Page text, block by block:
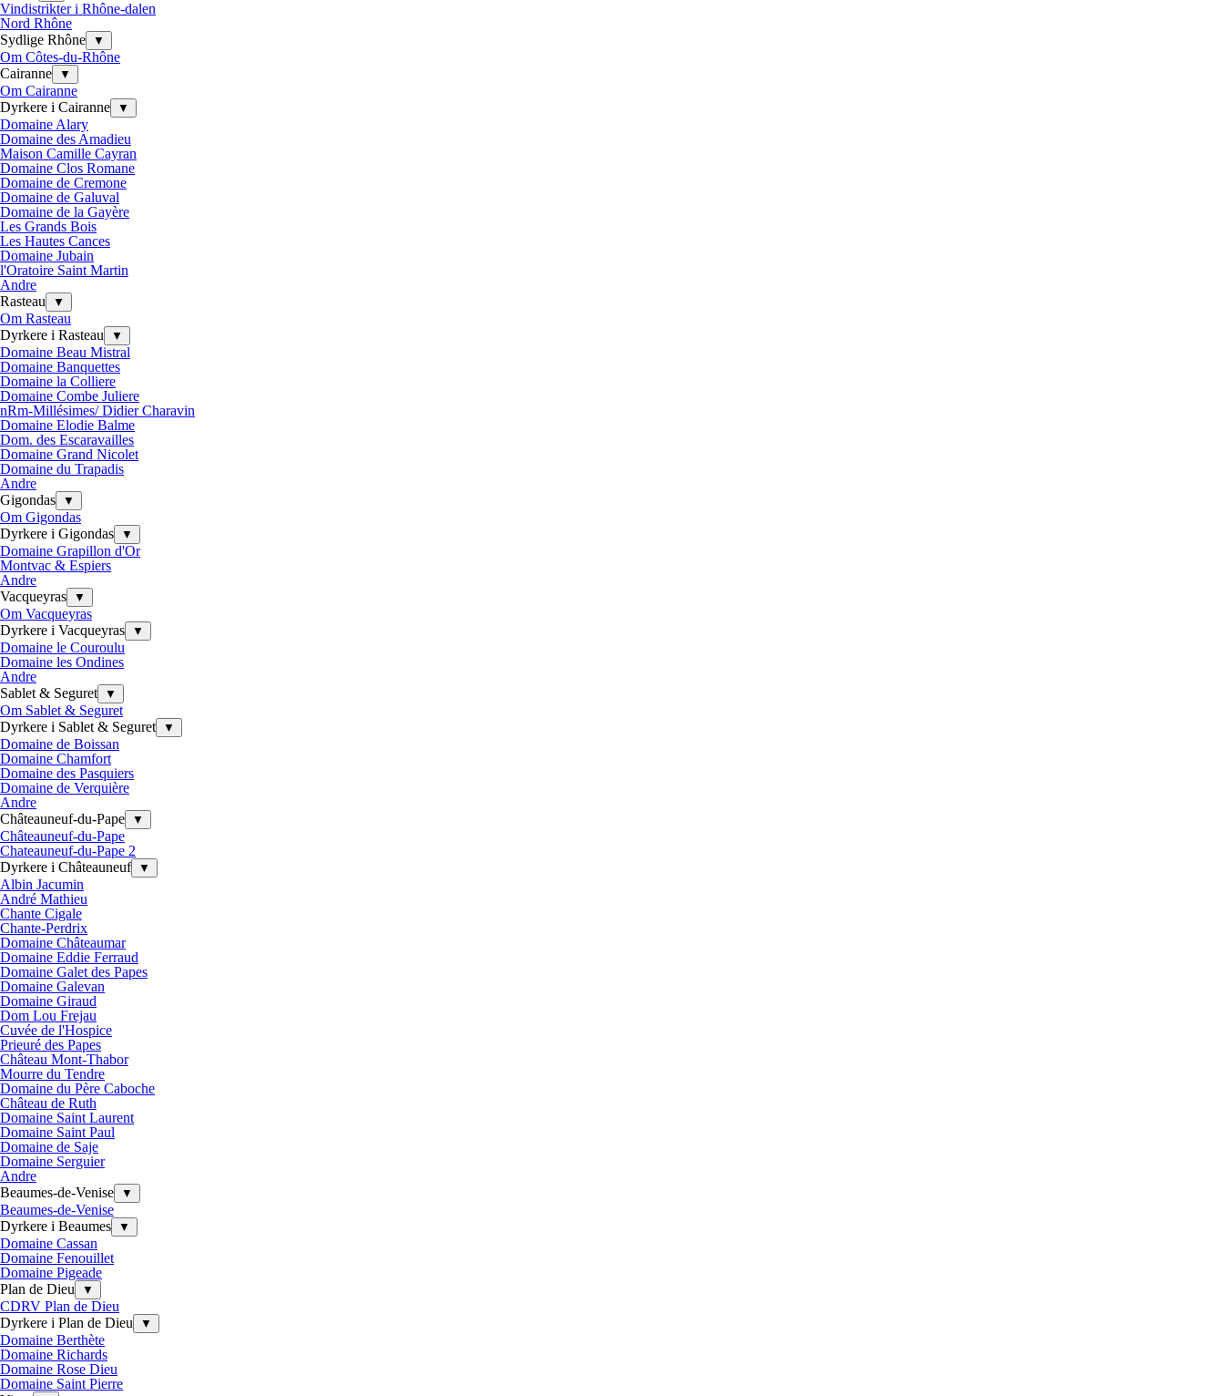
Vindistrikter i Rhône-dalen
Nord Rhône
Sydlige Rhône
▼
Om Côtes-du-Rhône
Cairanne
▼
Om Cairanne
Dyrkere i Cairanne
▼
Domaine Alary
Domaine des Amadieu
Maison Camille Cayran
Domaine Clos Romane
Domaine de Cremone
Domaine de Galuval
Domaine de la Gayère
Les Grands Bois
Les Hautes Cances
Domaine Jubain
l'Oratoire Saint Martin
Andre
Rasteau
▼
Om Rasteau
Dyrkere i Rasteau
▼
Domaine Beau Mistral
Domaine Banquettes
Domaine la Colliere
Domaine Combe Juliere
nRm-Millésimes/ Didier Charavin
Domaine Elodie Balme
Dom. des Escaravailles
Domaine Grand Nicolet
Domaine du Trapadis
Andre
Gigondas
▼
Om Gigondas
Dyrkere i Gigondas
▼
Domaine Grapillon d'Or
Montvac & Espiers
Andre
Vacqueyras
▼
Om Vacqueyras
Dyrkere i Vacqueyras
▼
Domaine le Couroulu
Domaine les Ondines
Andre
Sablet & Seguret
▼
Om Sablet & Seguret
Dyrkere i Sablet & Seguret
▼
Domaine de Boissan
Domaine Chamfort
Domaine des Pasquiers
Domaine de Verquière
Andre
Châteauneuf-du-Pape
▼
Châteauneuf-du-Pape
Chateauneuf-du-Pape 2
Dyrkere i Châteauneuf
▼
Albin Jacumin
André Mathieu
Chante Cigale
Chante-Perdrix
Domaine Châteaumar
Domaine Eddie Ferraud
Domaine Galet des Papes
Domaine Galevan
Domaine Giraud
Dom Lou Frejau
Cuvée de l'Hospice
Prieuré des Papes
Château Mont-Thabor
Mourre du Tendre
Domaine du Père Caboche
Château de Ruth
Domaine Saint Laurent
Domaine Saint Paul
Domaine de Saje
Domaine Serguier
Andre
Beaumes-de-Venise
▼
Beaumes-de-Venise
Dyrkere i Beaumes
▼
Domaine Cassan
Domaine Fenouillet
Domaine Pigeade
Plan de Dieu
▼
CDRV Plan de Dieu
Dyrkere i Plan de Dieu
▼
Domaine Berthète
Domaine Richards
Domaine Rose Dieu
Domaine Saint Pierre